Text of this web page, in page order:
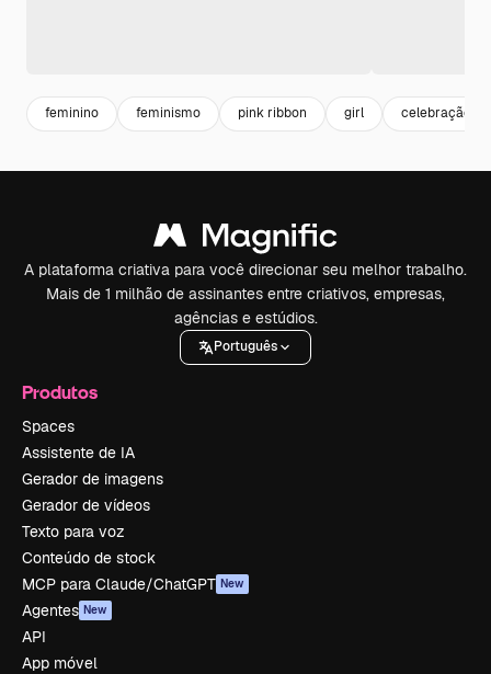
feminino feminismo pink ribbon girl celebração
A plataforma criativa para você direcionar seu melhor trabalho.
Mais de 1 milhão de assinantes entre criativos, empresas,
agências e estúdios.
Português
Produtos
Spaces
Assistente de IA
Gerador de imagens
Gerador de vídeos
Texto para voz
Conteúdo de stock
MCP para Claude/ChatGPT New
Agentes New
API
App móvel